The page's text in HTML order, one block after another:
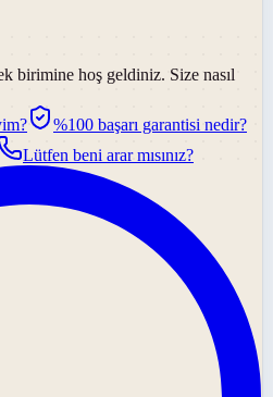
birimine hoş geldiniz. Size nasıl
%100 başarı garantisi nedir?
Lütfen beni arar mısınız?